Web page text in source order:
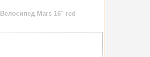
Велосипед Mars 16" red